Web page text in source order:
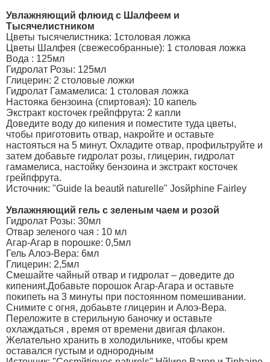
Увлажняющий флюид с Шалфеем и
Тысячелистником
Цветы тысячелистника: 1столовая ложка
Цветы Шалфея (свежесобранные): 1 столовая ложка
Вода : 125мл
Гидролат Розы: 125мл
Глицерин: 2 столовые ложки
Гидролат Гамамелиса: 1 столовая ложка
Настояка бензоина (спиртовая): 10 капель
Экстракт косточек грейпфрута: 2 капли
Доведите воду до кипения и поместите туда цветы,
чтобы приготовить отвар, накройте и оставьте
настояться на 5 минут. Охладите отвар, профильтруйте и
затем добавьте гидролат розы, глицерин, гидролат
гамамелиса, настойку бензоина и экстракт косточек
грейпфрута.
Источник: "Guide la beautй naturelle" Josйphine Fairley
Увлажняющий гель с зеленым чаем и розой
Гидролат Розы: 30мл
Отвар зеленого чая : 10 мл
Агар-Агар в порошке: 0,5мл
Гель Алоэ-Вера: 6мл
Глицерин: 2,5мл
Смешайте чайный отвар и гидролат – доведите до
кипенияt.Добавьте порошок Агар-Агара и оставьте
покипеть на 3 минуты при постоянном помешивании.
Снимите с огня, добаьвте глицерин и Алоэ-Вера.
Переложите в стерильную баночку и оставьте
охлаждаться , время от времени двигая флакон.
Желательно хранить в холодильнике, чтобы крем
оставался густым и однородным